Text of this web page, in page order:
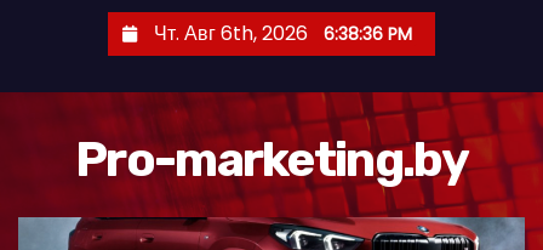
Чт. Авг 6th, 2026 6:38:37 PM
Pro-marketing.by